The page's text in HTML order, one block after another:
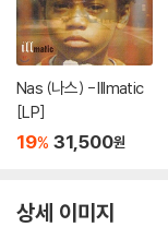
Nas (나스) - Illmatic
[LP]
19% 31,500원
상세 이미지